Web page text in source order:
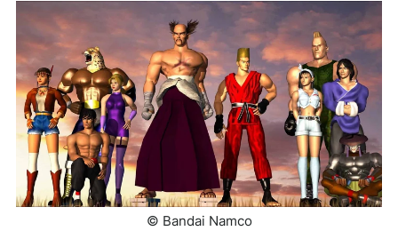
© Bandai Namco